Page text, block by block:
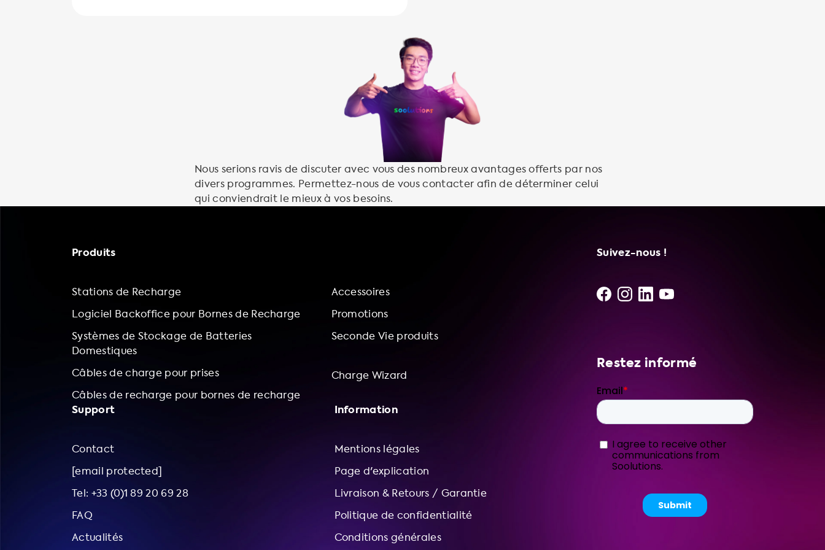
Nous serions ravis de discuter avec vous des nombreux avantages offerts par nos
divers programmes. Permettez-nous de vous contacter afin de déterminer celui
qui conviendrait le mieux à vos besoins.
Produits
Stations de Recharge
Logiciel Backoffice pour Bornes de Recharge
Systèmes de Stockage de Batteries
Domestiques
Câbles de charge pour prises
Câbles de recharge pour bornes de recharge
Accessoires
Promotions
Seconde Vie produits
Charge Wizard
Support
Contact
[email protected]
Tel: +33 (0)1 89 20 69 28
FAQ
Actualités
Information
Mentions légales
Page d'explication
Livraison & Retours / Garantie
Politique de confidentialité
Conditions générales
Suivez-nous !
Restez informé